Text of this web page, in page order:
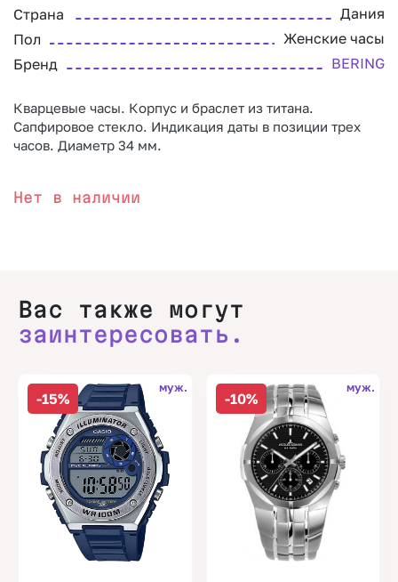
Страна
Дания
Пол
Женские часы
Бренд
BERING
Кварцевые часы. Корпус и браслет из титана.
Сапфировое стекло. Индикация даты в позиции трех
часов. Диаметр 34 мм.
Нет в наличии
Вас также могут
заинтересовать.
-15%
муж.
-10%
муж.